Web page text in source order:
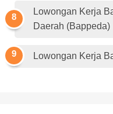
Lowongan Kerja
Daerah (Bappeda)
Lowongan Kerja